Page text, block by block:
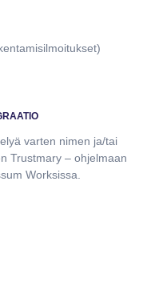
varten nimen ja/tai
Trustmary – ohjelmaan
Worksissa.